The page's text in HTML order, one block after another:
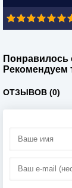
Понравилось
Рекомендуем
ОТЗЫВОВ (0)